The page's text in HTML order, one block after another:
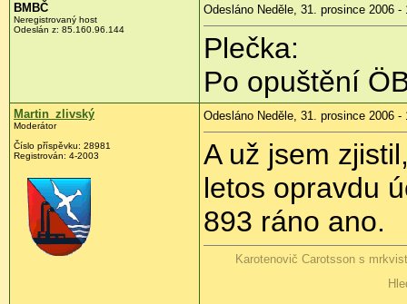
BMBČ
Neregistrovaný host
Odeslán z: 85.160.96.144
Odesláno Neděle, 31. prosince 2006 -
Plečka:
Po opuštění
Martin_zlivský
Moderátor
Číslo příspěvku: 28981
Registrován: 4-2003
Odesláno Neděle, 31. prosince 2006 -
A už jsem
letos opravdu
893 ráno ano.
Karotenovič Carotsson s